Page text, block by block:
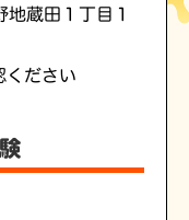
蔵田１丁目１
ください